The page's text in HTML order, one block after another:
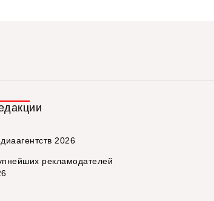
2026
рекламодателей